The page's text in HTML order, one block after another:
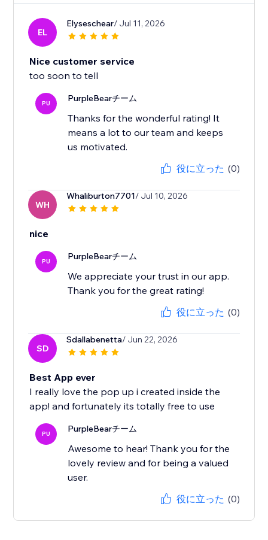
EL
Elyseschear/ Jul 11, 2026
Nice customer service
too soon to tell
PU PurpleBearチーム
Thanks for the wonderful rating! It
means a lot to our team and keeps
us motivated.
役に立った (0)
WH
Whaliburton7701/ Jul 10, 2026
nice
PU PurpleBearチーム
We appreciate your trust in our app.
Thank you for the great rating!
役に立った (0)
SD
Sdallabenetta/ Jun 22, 2026
Best App ever
I really love the pop up i created inside the
app! and fortunately its totally free to use
PU PurpleBearチーム
Awesome to hear! Thank you for the
lovely review and for being a valued
user.
役に立った (0)